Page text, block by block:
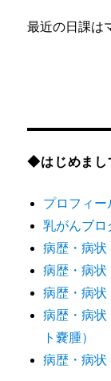
最近の日課は
◆はじめまし
プロフィー
乳がんブロ
病歴・病状
病歴・病状
病歴・病状
病歴・病状
ト嚢腫）
病歴・病状